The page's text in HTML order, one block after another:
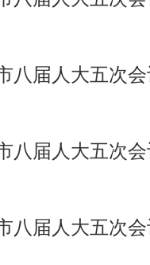
八届人大五次
八届人大五次
八届人大五次